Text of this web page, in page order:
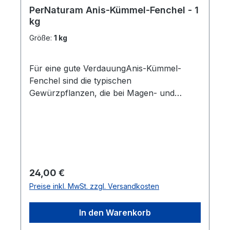
PerNaturam Anis-Kümmel-Fenchel - 1
kg
Größe: 1 kg
Für eine gute VerdauungAnis-Kümmel-
Fenchel sind die typischen
Gewürzpflanzen, die bei Magen- und
zu nervösen Koliken neigen. Die Pferde
fressen diese Mischung sehr gerne, und
man kann damit auch einfach den
Geschmack eines Futters variieren.Bei
Magengeschwüren und gestörtem Darm
Regulärer Preis:
24,00 €
Preise inkl. MwSt. zzgl. Versandkosten
In den Warenkorb